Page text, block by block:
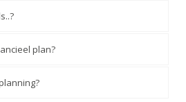
plan?